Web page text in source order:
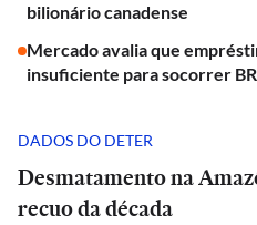
bilionário canadense
Mercado avalia que
insuficiente para socorrer
DADOS DO DETER
Desmatamento na
recuo da década